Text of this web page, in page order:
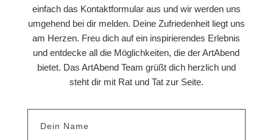
einfach das Kontaktformular aus und wir werden uns
umgehend bei dir melden. Deine Zufriedenheit liegt uns
am Herzen. Freu dich auf ein inspirierendes Erlebnis
und entdecke all die Möglichkeiten, die der ArtAbend
bietet. Das ArtAbend Team grüßt dich herzlich und
steht dir mit Rat und Tat zur Seite.